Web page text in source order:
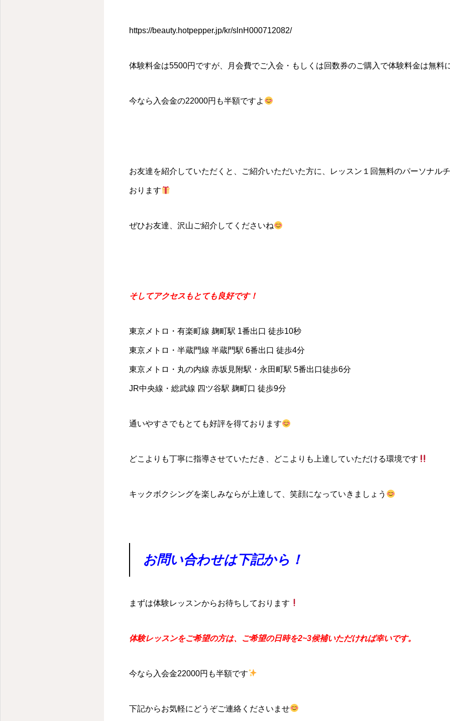
https://beauty.hotpepper.jp/kr/slnH000712082/
体験料金は5500円ですが、月会費でご入会・もしくは回数券のご購入で体験料金は無料
今なら入会金の22000円も半額ですよ
お友達を紹介していただくと、ご紹介いただいた方に、レッスン１回無料のパーソナル
おります
ぜひお友達、沢山ご紹介してくださいね
そしてアクセスもとても良好です！
東京メトロ・有楽町線 麹町駅 1番出口 徒歩10秒
東京メトロ・半蔵門線 半蔵門駅 6番出口 徒歩4分
東京メトロ・丸の内線 赤坂見附駅・永田町駅 5番出口徒歩6分
JR中央線・総武線 四ツ谷駅 麹町口 徒歩9分
通いやすさでもとても好評を得ております
どこよりも丁寧に指導させていただき、どこよりも上達していただける環境です
キックボクシングを楽しみならが上達して、笑顔になっていきましょう
お問い合わせは下記から！
まずは体験レッスンからお待ちしております
体験レッスンをご希望の方は、ご希望の日時を2~3候補いただければ幸いです。
今なら入会金22000円も半額です
下記からお気軽にどうぞご連絡くださいませ